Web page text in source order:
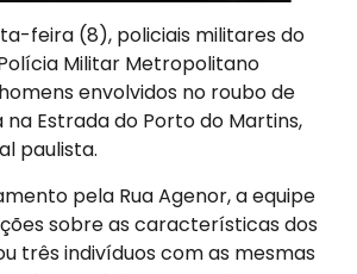
feira (8), policiais militares do
Militar Metropolitano
envolvidos no roubo de
Estrada do Porto do Martins,
paulista.
pela Rua Agenor, a equipe
sobre as características dos
três indivíduos com as mesmas